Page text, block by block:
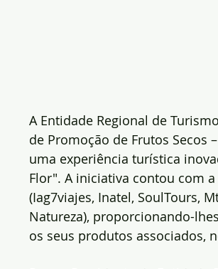
A Entidade Regional de
de Promoção de Frutos Secos
uma experiência turística
Flor". A iniciativa contou com
(Iag7viajes, Inatel, SoulTours,
Natureza), proporcionando-
os seus produtos associados,